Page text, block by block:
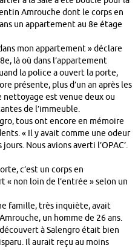
Amrouche dont le corps en
un appartement au 8e étage
mon appartement » déclare
là où dans l’appartement
la police a ouvert la porte,
présente, plus d’un an après les
nettoyage est venue deux ou
de l’immeuble.
tous ont encore en mémoire
« Il y avait comme une odeur
Nous avions averti l’OPAC’.
c’est un corps en
« non loin de l’entrée » selon un
famille, très inquiète, avait
un homme de 26 ans.
à Salengro était bien
Il aurait reçu au moins